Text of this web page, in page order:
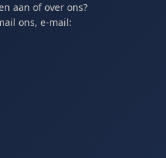
aan of over ons?
ons, e-mail: